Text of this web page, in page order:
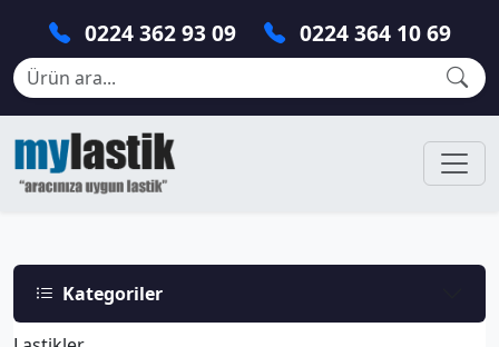
0224 362 93 09 0224 364 10 69
Kategoriler